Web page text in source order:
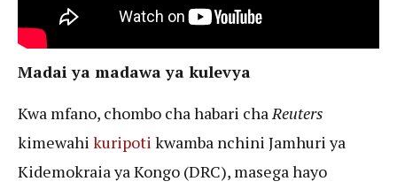
Madai ya madawa ya kulevya
Kwa mfano, chombo cha habari chaReuters
kimewahi kuripoti kwamba nchini Jamhuri ya
Kidemokraia ya Kongo (DRC), masega hayo